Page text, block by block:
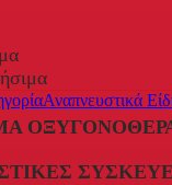
Αναπνευστικά